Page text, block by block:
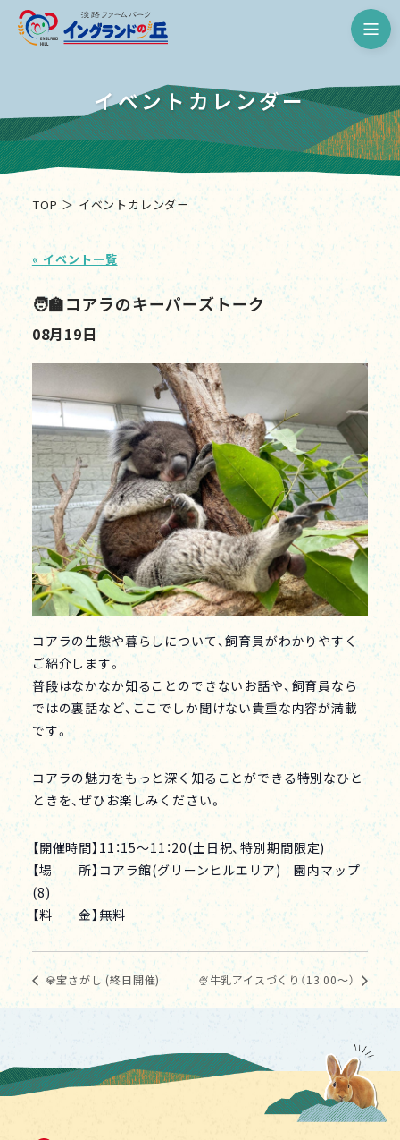
淡路ファームパーク イングラン
イベントカレンダー
TOP イベントカレンダー
« イベント一覧
🧑‍🏫コアラのキーパーズトーク
08月19日
コアラの生態や暮らしについて、飼育員がわかりやすく
ご紹介します。
普段はなかなか知ることのできないお話や、飼育員なら
ではの裏話など、ここでしか聞けない貴重な内容が満載
です。
コアラの魅力をもっと深く知ることができる特別なひと
ときを、ぜひお楽しみください。
【開催時間】11：15～11：20(土日祝、特別期間限定)
【場 所】コアラ館(グリーンヒルエリア) 園内マップ
(8)
【料 金】無料
💎宝さがし (終日開催) 🍨牛乳アイスづくり（13:00～）